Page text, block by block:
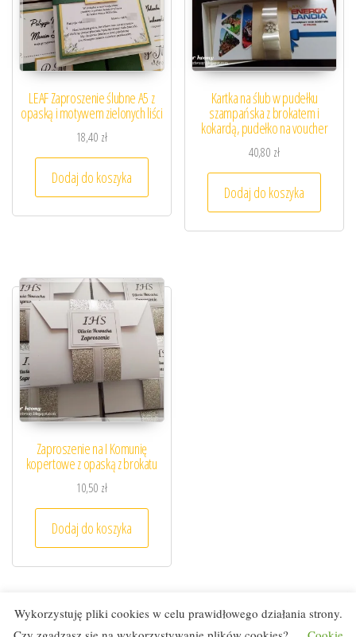
LEAF Zaproszenie ślubne A5 z
opaską i motywem zielonych liści
18,40 zł
Dodaj do koszyka
Kartka na ślub w pudełku
szampańska z brokatem i
kokardą, pudełko na voucher
40,80 zł
Dodaj do koszyka
Zaproszenie na I Komunię
kopertowe z opaską z brokatu
10,50 zł
Dodaj do koszyka
Wykorzystuję pliki cookies w celu prawidłowego działania strony.